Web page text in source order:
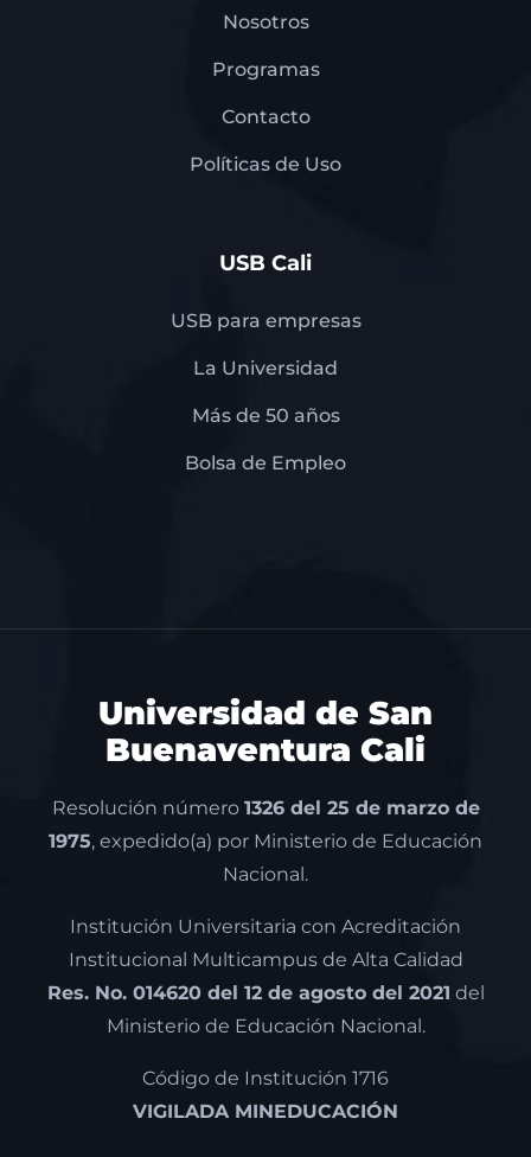
Nosotros
Programas
Contacto
Políticas de Uso
USB Cali
USB para empresas
La Universidad
Más de 50 años
Bolsa de Empleo
Universidad de San
Buenaventura Cali
Resolución número 1326 del 25 de marzo de
1975, expedido(a) por Ministerio de Educación
Nacional.
Institución Universitaria con Acreditación
Institucional Multicampus de Alta Calidad
Res. No. 014620 del 12 de agosto del 2021 del
Ministerio de Educación Nacional.
Código de Institución 1716
VIGILADA MINEDUCACIÓN